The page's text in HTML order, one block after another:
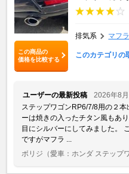
この商品の
価格を比較する
排気系 マフ
このカテゴリの
ユーザーの最新投稿
2026年8
ステップワゴンRP6/7/8用の２
ーは焼きの入ったチタン風もあ
目にシルバーにしてみました。
ですがマフラ ...
ボリジ （愛車：ホンダ ステップ